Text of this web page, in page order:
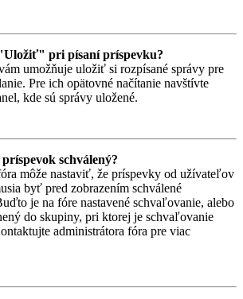
pri písaní príspevku?
umožňuje uložiť si rozpísané správy pre
Pre ich opätovné načítanie navštívte
kde sú správy uložené.
schválený?
môže nastaviť, že príspevky od užívateľov
byť pred zobrazením schválené
je na fóre nastavené schvaľovanie, alebo
do skupiny, pri ktorej je schvaľovanie
administrátora fóra pre viac